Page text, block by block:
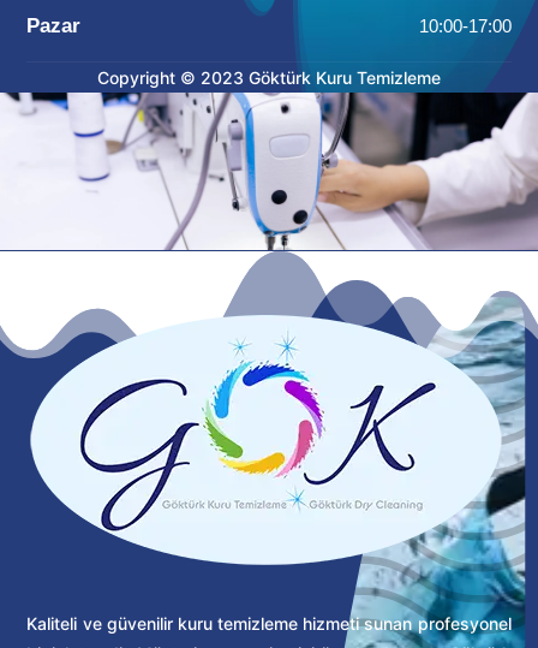
Pazar 10:00-17:00
Copyright © 2023 Göktürk Kuru Temizleme
Kaliteli ve güvenilir kuru temizleme hizmeti sunan profesyonel